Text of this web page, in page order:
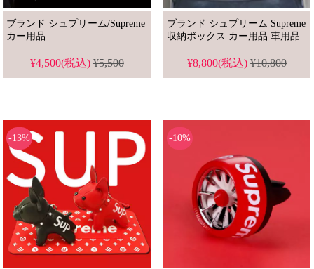
ブランド シュプリーム/Supreme
カー用品
¥4,500(税込)¥5,500
ブランド シュプリーム Supreme
収納ボックス カー用品 車用品
¥8,800(税込)¥10,800
-13% -10%